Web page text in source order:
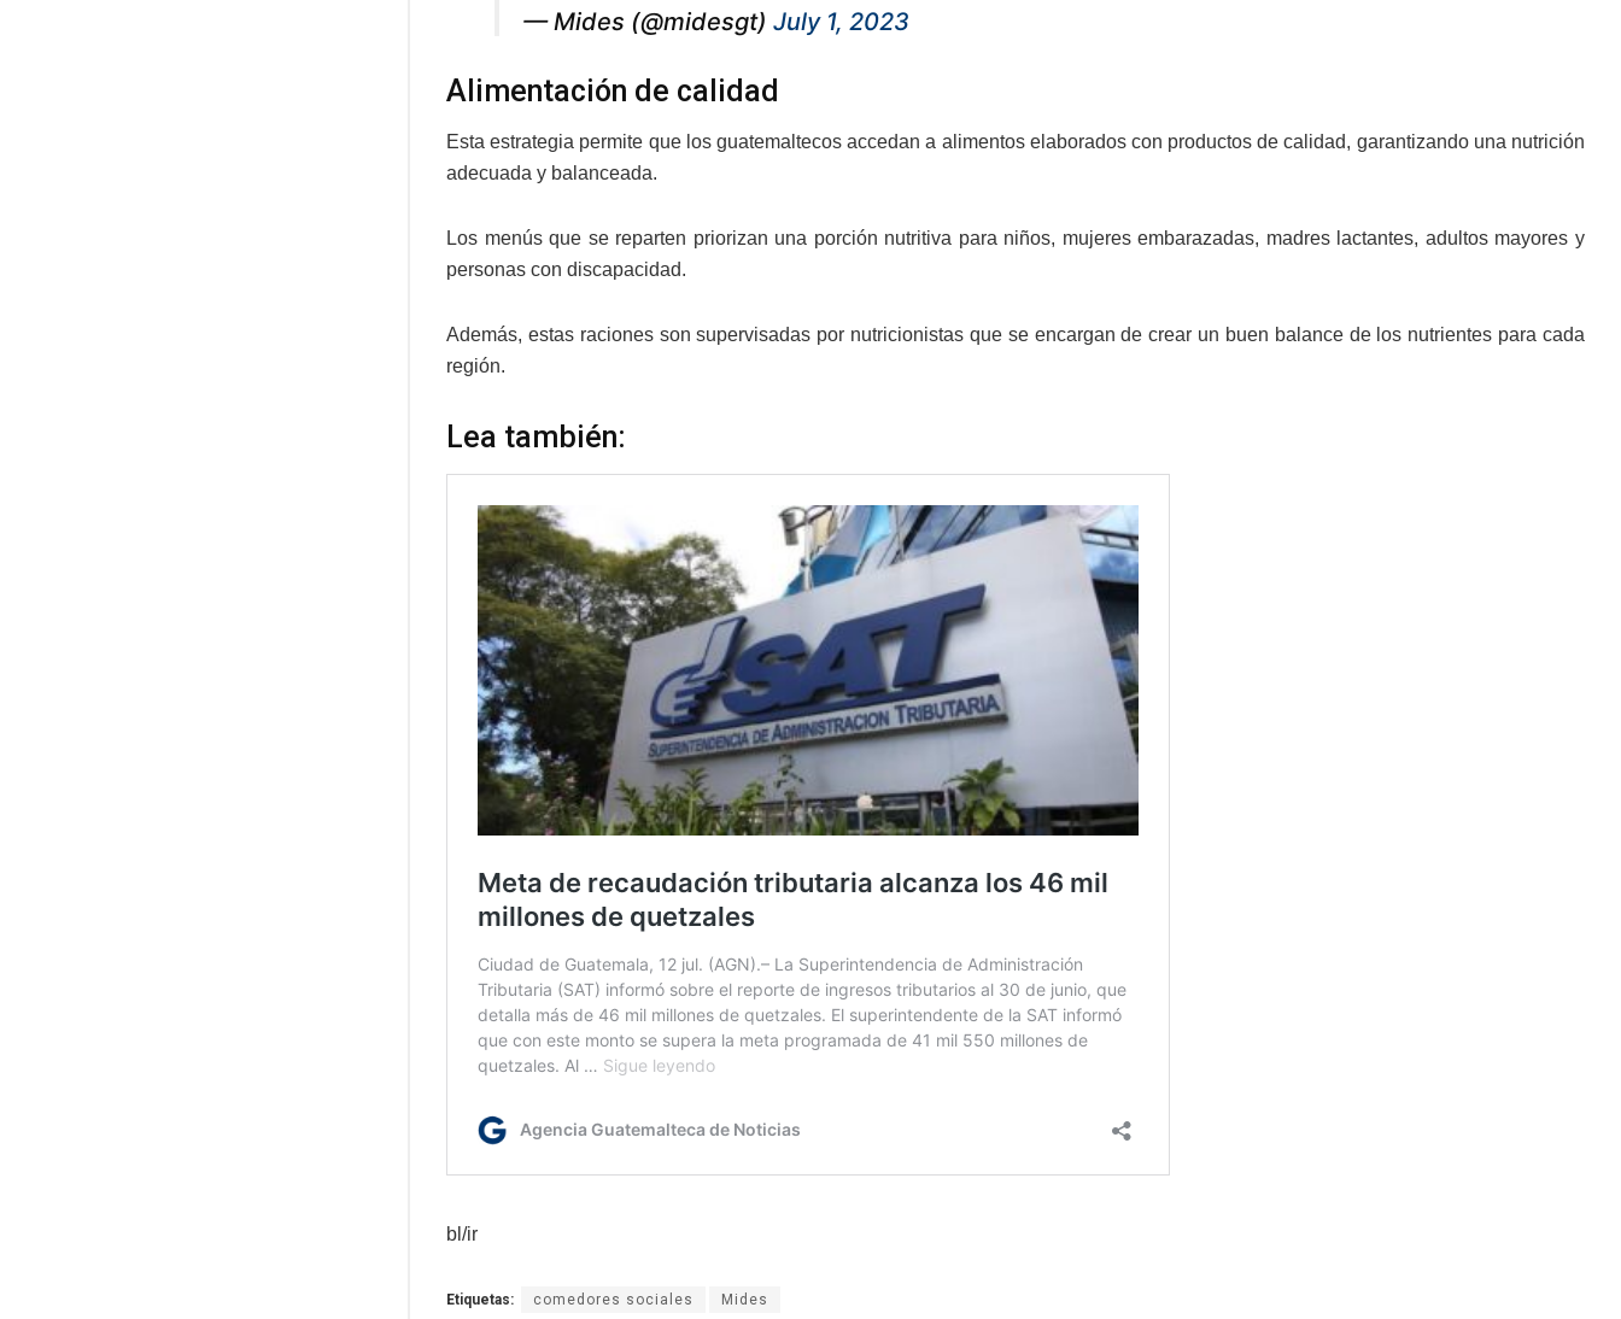
— Mides (@midesgt) July 1, 2023
Alimentación de calidad
Esta estrategia permite que los guatemaltecos accedan a alimentos elaborados con productos de calidad, garantizando una nutrición
adecuada y balanceada.
Los menús que se reparten priorizan una porción nutritiva para niños, mujeres embarazadas, madres lactantes, adultos mayores y
personas con discapacidad.
Además, estas raciones son supervisadas por nutricionistas que se encargan de crear un buen balance de los nutrientes para cada
región.
Lea también:
bl/ir
Etiquetas: comedores sociales Mides